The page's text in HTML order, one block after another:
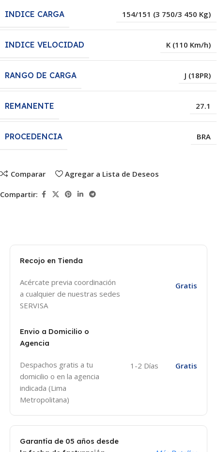
INDICE CARGA 154/151 (3 750/3 450 Kg)
INDICE VELOCIDAD K (110 Km/h)
RANGO DE CARGA J (18PR)
REMANENTE 27.1
PROCEDENCIA BRA
Comparar Agregar a Lista de Deseos
Compartir:
Recojo en Tienda
Acércate previa coordinación
a cualquier de nuestras sedes
SERVISA
Gratis
Envio a Domicilio o
Agencia
Despachos gratis a tu
domicilio o en la agencia
indicada (Lima
Metropolitana)
1-2 Días Gratis
Garantía de 05 años desde